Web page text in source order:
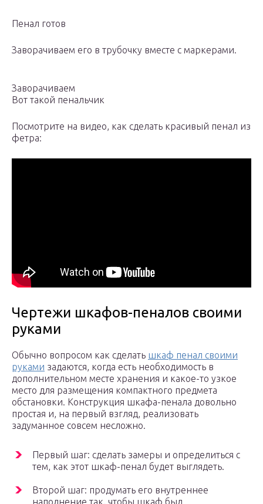
Пенал готов
Заворачиваем его в трубочку вместе с маркерами.
Заворачиваем
Вот такой пенальчик
Посмотрите на видео, как сделать красивый пенал из
фетра:
Чертежи шкафов-пеналов своими
руками
Обычно вопросом как сделать шкаф пенал своими
руками задаются, когда есть необходимость в
дополнительном месте хранения и какое-то узкое
место для размещения компактного предмета
обстановки. Конструкция шкафа-пенала довольно
простая и, на первый взгляд, реализовать
задуманное совсем несложно.
Первый шаг: сделать замеры и определиться с
тем, как этот шкаф-пенал будет выглядеть.
Второй шаг: продумать его внутреннее
наполнение так, чтобы шкаф был